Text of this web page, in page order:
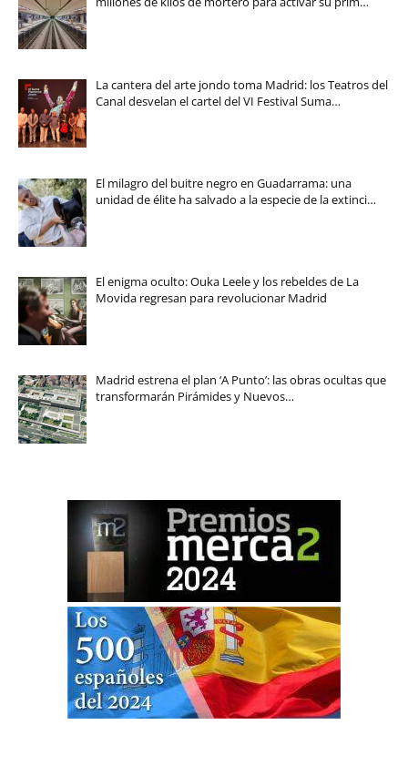
La cantera del arte jondo toma Madrid: los Teatros del
Canal desvelan el cartel del VI Festival Suma…
El milagro del buitre negro en Guadarrama: una
unidad de élite ha salvado a la especie de la extinci…
El enigma oculto: Ouka Leele y los rebeldes de La
Movida regresan para revolucionar Madrid
Madrid estrena el plan ‘A Punto’: las obras ocultas que
transformarán Pirámides y Nuevos…